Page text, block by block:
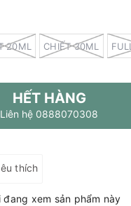
20ML CHIẾT 30ML
HẾT HÀNG
Liên hệ 0888070308
thích
đang xem sản phẩm này